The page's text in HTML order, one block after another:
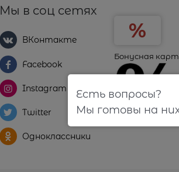
Мы в соц сетях
ВКонтакте
Facebook
Instagram
Twitter
Одноклассники
Бонусная
Есть вопросы?
Мы готовы на